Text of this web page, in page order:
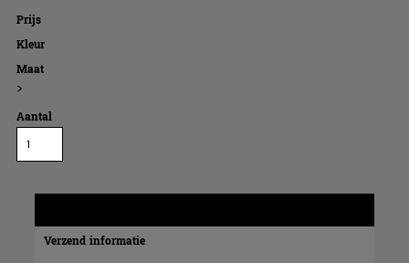
Prijs
Kleur
Maat
>
Aantal
Verzend informatie